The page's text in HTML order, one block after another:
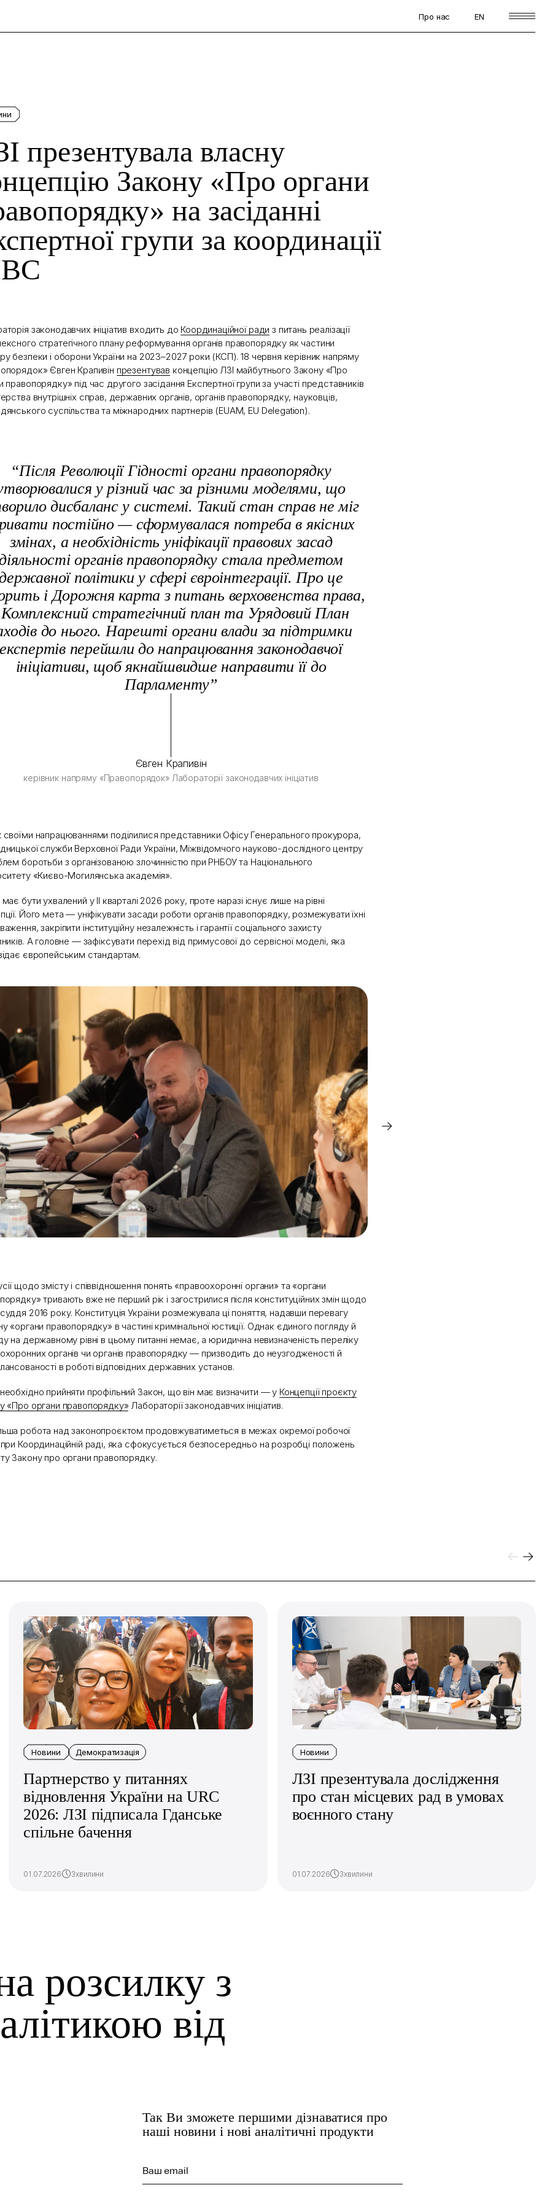
Про нас EN
презентувала власну
Закону «Про органи
на засіданні
групи за координації
законодавчих ініціатив входить до Координаційної ради з питань реалізації
стратегічного плану реформування органів правопорядку як частини
безпеки і оборони України на 2023–2027 роки (КСП). 18 червня керівник напряму
Євген Крапивін презентував концепцію ЛЗІ майбутнього Закону «Про
правопорядку» під час другого засідання Експертної групи за участі представників
внутрішніх справ, державних органів, органів правопорядку, науковців,
суспільства та міжнародних партнерів (EUAM, EU Delegation).
“Після Революції Гідності органи правопорядку
у різний час за різними моделями, що
дисбаланс у системі. Такий стан справ не міг
постійно — сформувалася потреба в якісних
змінах, а необхідність уніфікації правових засад
органів правопорядку стала предметом
політики у сфері євроінтеграції. Про це
і Дорожня карта з питань верховенства права,
Комплексний стратегічний план та Урядовий План
до нього. Нарешті органи влади за підтримки
експертів перейшли до напрацювання законодавчої
ініціативи, щоб якнайшвидше направити її до
Парламенту”
Євген Крапивін
керівник напряму «Правопорядок» Лабораторії законодавчих ініціатив
напрацюваннями поділилися представники Офісу Генерального прокурора,
служби Верховної Ради України, Міжвідомчого науково-дослідного центру
боротьби з організованою злочинністю при РНБОУ та Національного
«Києво-Могилянська академія».
бути ухвалений у ІІ кварталі 2026 року, проте наразі існує лише на рівні
Його мета — уніфікувати засади роботи органів правопорядку, розмежувати їхні
закріпити інституційну незалежність і гарантії соціального захисту
А головне — зафіксувати перехід від примусової до сервісної моделі, яка
європейським стандартам.
щодо змісту і співвідношення понять «правоохоронні органи» та «органи
тривають вже не перший рік і загострилися після конституційних змін щодо
2016 року. Конституція України розмежувала ці поняття, надавши перевагу
«органи правопорядку» в частині кримінальної юстиції. Однак єдиного погляду й
на державному рівні в цьому питанні немає, а юридична невизначеність переліку
органів чи органів правопорядку — призводить до неузгодженості й
в роботі відповідних державних установ.
прийняти профільний Закон, що він має визначити — у Концепції проєкту
«Про органи правопорядку»Лабораторії законодавчих ініціатив.
робота над законопроєктом продовжуватиметься в межах окремої робочої
при Координаційній раді, яка сфокусується безпосередньо на розробці положень
Закону про органи правопорядку.
Новини Демократизація
Партнерство у питаннях
відновлення України на URC
2026: ЛЗІ підписала Гданське
спільне бачення
01.07.2026 3хвилини
Новини
ЛЗІ презентувала дослідження
про стан місцевих рад в умовах
воєнного стану
01.07.2026 3хвилини
розсилку з
від
Так Ви зможете першими дізнаватися про
наші новини і нові аналітичні продукти
Ваш email